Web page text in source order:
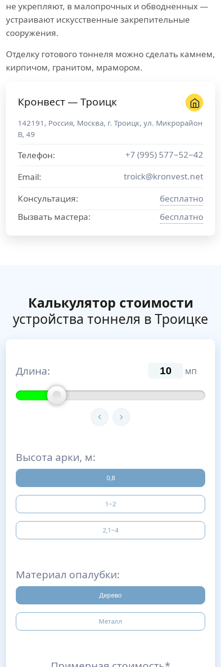
не укрепляют, в малопрочных и обводненных —
устраивают искусственные закрепительные
сооружения.
Отделку готового тоннеля можно сделать камнем,
кирпичом, гранитом, мрамором.
Кронвест — Троицк
142191 , Россия, Москва, г. Троицк, ул. Микрорайон
В, 49
Телефон:
+7 (995) 577−52−42
Email:
troick@kronvest.net
Консультация:
бесплатно
Вызвать мастера:
бесплатно
Калькулятор стоимости
устройства тоннеля в Троицке
Длина: мп
Высота арки, м:
0,8
1−2
2,1−4
Материал опалубки:
Дерево
Металл